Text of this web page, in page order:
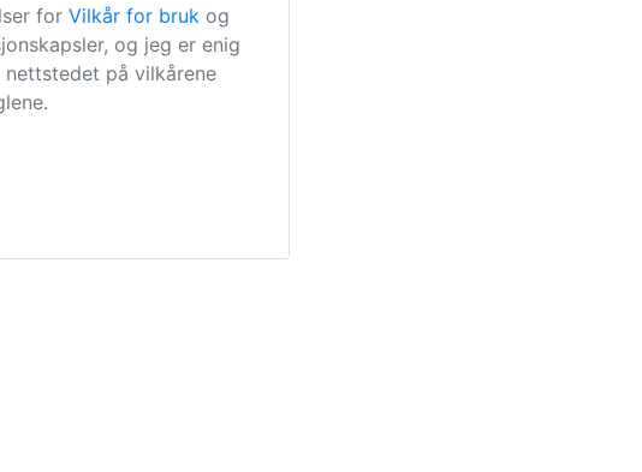
for Vilkår for bruk og
og jeg er enig
nettstedet på vilkårene